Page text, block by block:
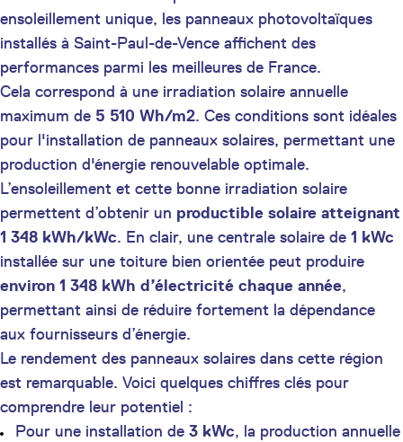
ensoleillement unique, les panneaux photovoltaïques
installés à Saint-Paul-de-Vence affichent des
performances parmi les meilleures de France.
Cela correspond à une irradiation solaire annuelle
maximum de 5 510 Wh/m2. Ces conditions sont idéales
pour l'installation de panneaux solaires, permettant une
production d'énergie renouvelable optimale.
L’ensoleillement et cette bonne irradiation solaire
permettent d’obtenir un productible solaire atteignant
1 348 kWh/kWc. En clair, une centrale solaire de 1 kWc
installée sur une toiture bien orientée peut produire
environ 1 348 kWh d’électricité chaque année,
permettant ainsi de réduire fortement la dépendance
aux fournisseurs d’énergie.
Le rendement des panneaux solaires dans cette région
est remarquable. Voici quelques chiffres clés pour
comprendre leur potentiel :
Pour une installation de 3 kWc, la production annuelle